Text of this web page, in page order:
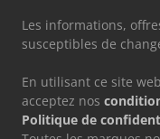
Les informations,
susceptibles de
En utilisant ce site
acceptez nos
Politique de